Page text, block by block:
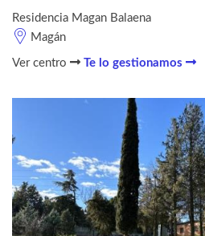
Residencia Magan Balaena
Magán
Ver centro Te lo gestionamos